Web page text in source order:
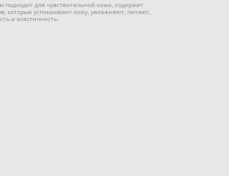
подходит для чувствительной кожи, содержит
которые успокаивают кожу, увлажняют, питают,
и эластичность.